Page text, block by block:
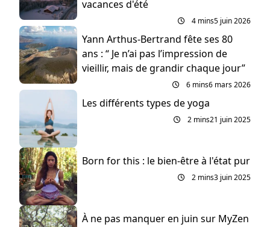
vacances d'été
4 mins5 juin 2026
Yann Arthus-Bertrand fête ses 80
ans : “ Je n’ai pas l’impression de
vieillir, mais de grandir chaque jour”
6 mins6 mars 2026
Les différents types de yoga
2 mins21 juin 2025
Born for this : le bien-être à l'état pur
2 mins3 juin 2025
À ne pas manquer en juin sur MyZen